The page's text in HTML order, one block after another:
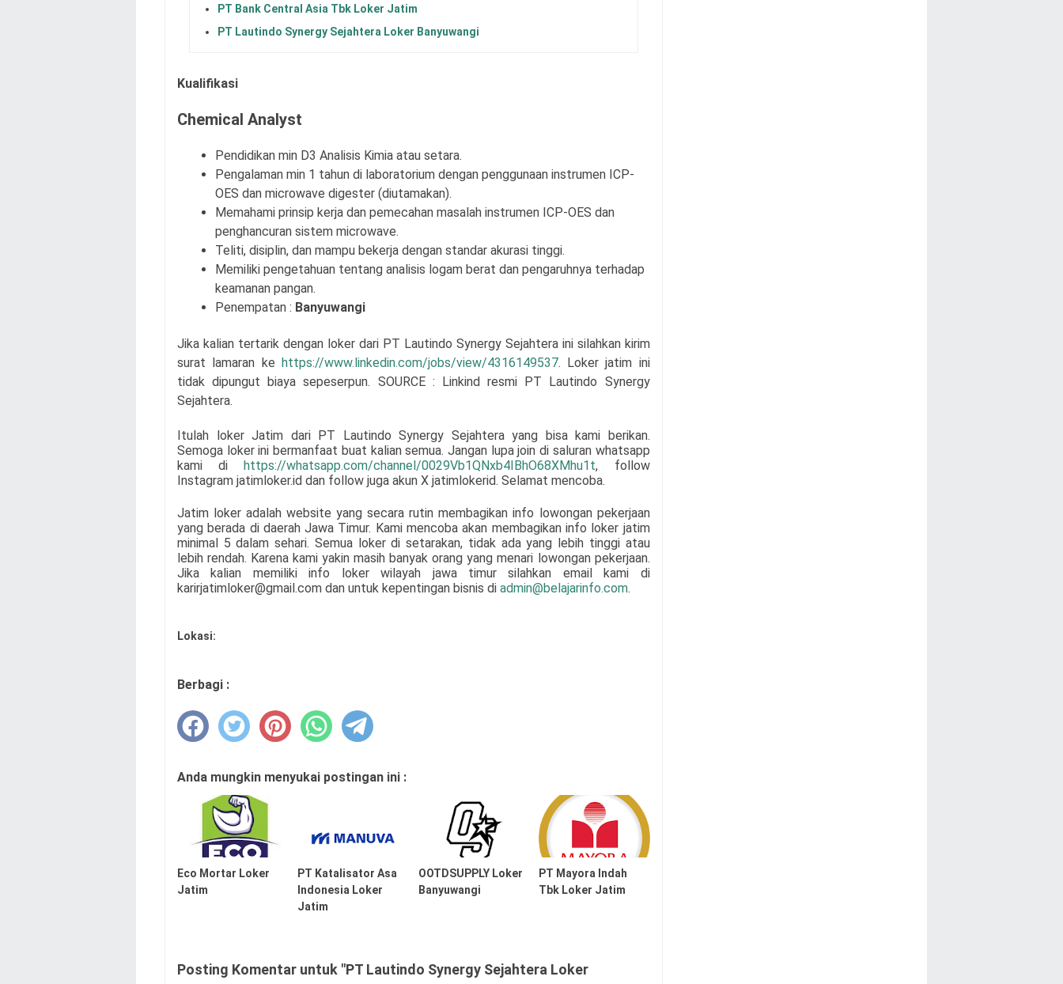
PT Bank Central Asia Tbk Loker Jatim
PT Lautindo Synergy Sejahtera Loker Banyuwangi
Kualifikasi
Chemical Analyst
Pendidikan min D3 Analisis Kimia atau setara.
Pengalaman min 1 tahun di laboratorium dengan penggunaan instrumen ICP-
OES dan microwave digester (diutamakan).
Memahami prinsip kerja dan pemecahan masalah instrumen ICP-OES dan
penghancuran sistem microwave.
Teliti, disiplin, dan mampu bekerja dengan standar akurasi tinggi.
Memiliki pengetahuan tentang analisis logam berat dan pengaruhnya terhadap
keamanan pangan.
Penempatan : Banyuwangi
Jika kalian tertarik dengan loker dari PT Lautindo Synergy Sejahtera ini silahkan kirim
surat lamaran ke https://www.linkedin.com/jobs/view/4316149537. Loker jatim ini
tidak dipungut biaya sepeserpun. SOURCE : Linkind resmi PT Lautindo Synergy
Sejahtera.
Itulah loker Jatim dari PT Lautindo Synergy Sejahtera yang bisa kami berikan.
Semoga loker ini bermanfaat buat kalian semua.Jangan lupa join di saluran whatsapp
kami dihttps://whatsapp.com/channel/0029Vb1QNxb4IBhO68XMhu1t, follow
Instagram jatimloker.id dan follow juga akun X jatimlokerid. Selamat mencoba.
Jatim loker adalah website yang secara rutin membagikan info lowongan pekerjaan
yang berada di daerah Jawa Timur. Kami mencoba akan membagikan info loker jatim
minimal 5 dalam sehari. Semua loker di setarakan, tidak ada yang lebih tinggi atau
lebih rendah. Karena kami yakin masih banyak orang yang menari lowongan pekerjaan.
Jika kalian memiliki info loker wilayah jawa timur silahkan email kami di
karirjatimloker@gmail.com dan untuk kepentingan bisnis di admin@belajarinfo.com.
Lokasi:
Berbagi :
Anda mungkin menyukai postingan ini :
Eco Mortar Loker
Jatim
PT Katalisator Asa
Indonesia Loker
Jatim
OOTDSUPPLY Loker
Banyuwangi
PT Mayora Indah
Tbk Loker Jatim
Posting Komentar untuk "PT Lautindo Synergy Sejahtera Loker